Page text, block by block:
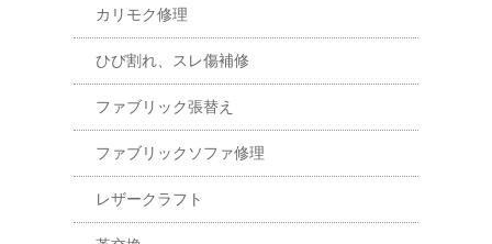
カリモク修理
ひび割れ、スレ傷補修
ファブリック張替え
ファブリックソファ修理
レザークラフト